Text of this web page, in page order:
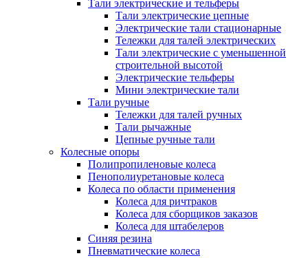
Тали электрические и тельферы
Тали электрические цепные
Электрические тали стационарные
Тележки для талей электрических
Тали электрические с уменьшенной
строительной высотой
Электрические тельферы
Мини электрические тали
Тали ручные
Тележки для талей ручных
Тали рычажные
Цепные ручные тали
Колесные опоры
Полипропиленовые колеса
Пенополиуретановые колеса
Колеса по области применения
Колеса для ричтраков
Колеса для сборщиков заказов
Колеса для штабелеров
Синяя резина
Пневматические колеса